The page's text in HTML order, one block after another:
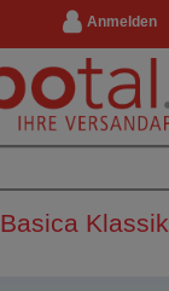
Anmelden
Basica Klassik